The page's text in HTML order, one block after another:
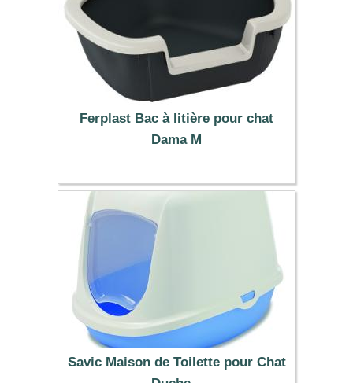
Ferplast Bac à litière pour chat
Dama M
26.99 €
Savic Maison de Toilette pour Chat